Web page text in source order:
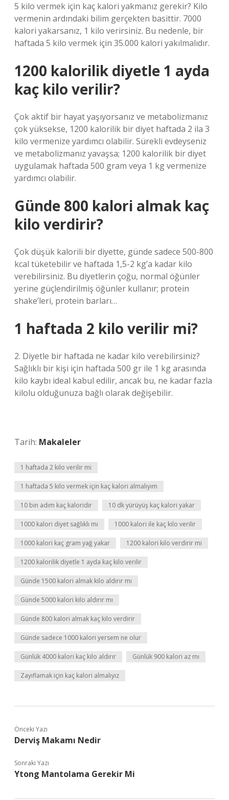
5 kilo vermek için kaç kalori yakmanız gerekir? Kilo
vermenin ardındaki bilim gerçekten basittir. 7000
kalori yakarsanız, 1 kilo verirsiniz. Bu nedenle, bir
haftada 5 kilo vermek için 35.000 kalori yakılmalıdır.
1200 kalorilik diyetle 1 ayda
kaç kilo verilir?
Çok aktif bir hayat yaşıyorsanız ve metabolizmanız
çok yüksekse, 1200 kalorilik bir diyet haftada 2 ila 3
kilo vermenize yardımcı olabilir. Sürekli evdeyseniz
ve metabolizmanız yavaşsa; 1200 kalorilik bir diyet
uygulamak haftada 500 gram veya 1 kg vermenize
yardımcı olabilir.
Günde 800 kalori almak kaç
kilo verdirir?
Çok düşük kalorili bir diyette, günde sadece 500-800
kcal tüketebilir ve haftada 1,5-2 kg’a kadar kilo
verebilirsiniz. Bu diyetlerin çoğu, normal öğünler
yerine güçlendirilmiş öğünler kullanır; protein
shake’leri, protein barları…
1 haftada 2 kilo verilir mi?
2. Diyetle bir haftada ne kadar kilo verebilirsiniz?
Sağlıklı bir kişi için haftada 500 gr ile 1 kg arasında
kilo kaybı ideal kabul edilir, ancak bu, ne kadar fazla
kilolu olduğunuza bağlı olarak değişebilir.
Tarih: Makaleler
1 haftada 2 kilo verilir mi
1 haftada 5 kilo vermek için kaç kalori almalıyım
10 bin adım kaç kaloridir 10 dk yürüyüş kaç kalori yakar
1000 kalori diyet sağlıklı mı 1000 kalori ile kaç kilo verilir
1000 kalori kaç gram yağ yakar 1200 kalori kilo verdirir mi
1200 kalorilik diyetle 1 ayda kaç kilo verilir
Günde 1500 kalori almak kilo aldırır mı
Günde 5000 kalori kilo aldırır mı
Günde 800 kalori almak kaç kilo verdirir
Günde sadece 1000 kalori yersem ne olur
Günlük 4000 kalori kaç kilo aldırır Günlük 900 kalori az mı
Zayıflamak için kaç kalori almalıyız
Önceki Yazı
Derviş Makamı Nedir
Sonraki Yazı
Ytong Mantolama Gerekir Mi